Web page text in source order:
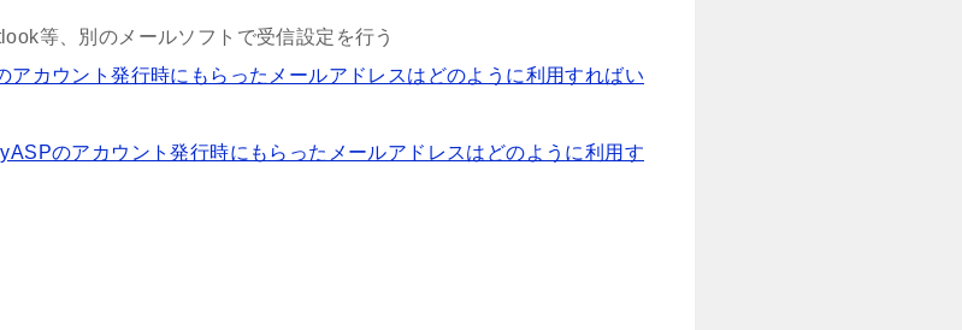
等、別のメールソフトで受信設定を行う
アカウント発行時にもらったメールアドレスはどのように利用すればい
のアカウント発行時にもらったメールアドレスはどのように利用す